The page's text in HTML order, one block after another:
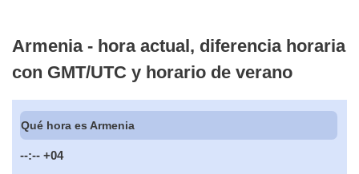
Armenia - hora actual, diferencia horaria
con GMT/UTC y horario de verano
Qué hora es Armenia
--:-- +04